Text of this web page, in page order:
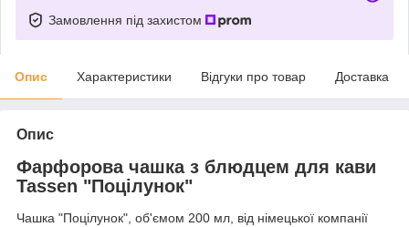
Замовлення під захистом
Опис Характеристики Відгуки про товар Доставка
Опис
Фарфорова чашка з блюдцем для кави
Tassen "Поцілунок"
Чашка "Поцілунок", об'ємом 200 мл, від німецької компанії